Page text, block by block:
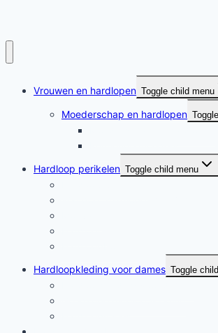
Vrouwen en hardlopen Toggle child menu
Moederschap en hardlopen
Hardloop perikelen Toggle child menu
Hardloopkleding voor dames Toggle